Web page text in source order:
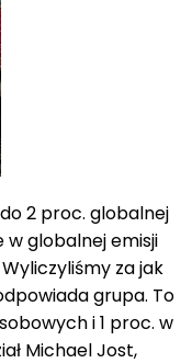
2 proc. globalnej
w globalnej emisji
za jak
grupa. To
i 1 proc. w
Michael Jost,